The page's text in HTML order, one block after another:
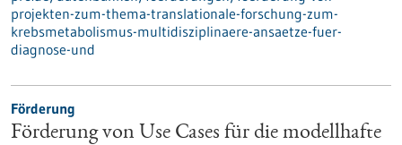
projekten-zum-thema-translationale-forschung-zum-
krebsmetabolismus-multidisziplinaere-ansaetze-fuer-
diagnose-und
Förderung
Förderung von Use Cases für die modellhafte